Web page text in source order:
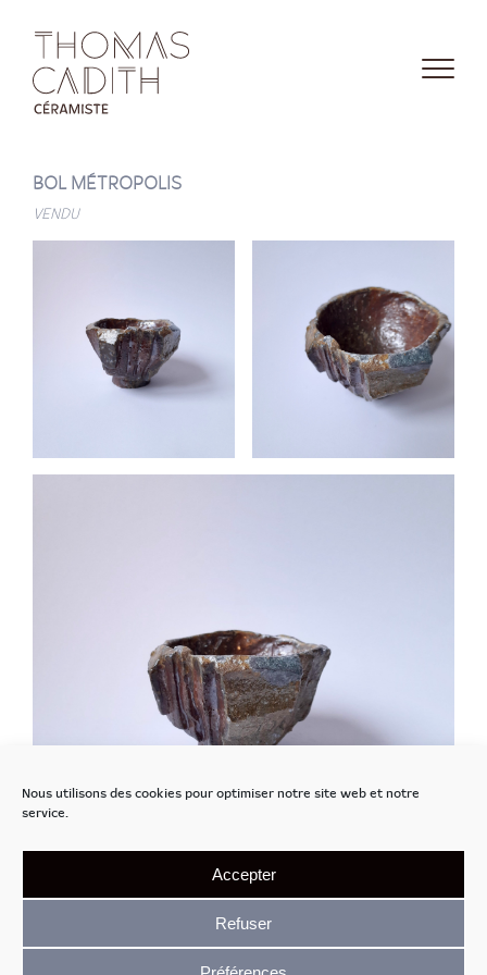
Nous utilisons des cookies pour optimiser notre site web et notre
service.
Accepter
Refuser
BOL MÉTROPOLIS
VENDU